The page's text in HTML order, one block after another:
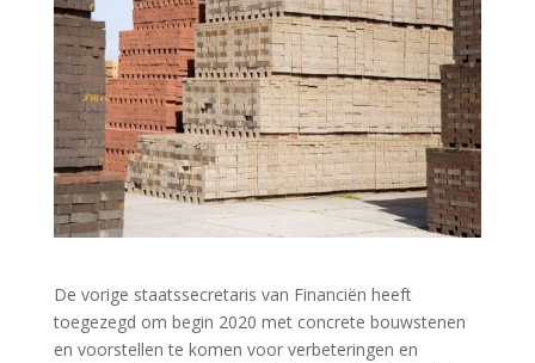
De vorige staatssecretaris van Financiën heeft
toegezegd om begin 2020 met concrete bouwstenen
en voorstellen te komen voor verbeteringen en